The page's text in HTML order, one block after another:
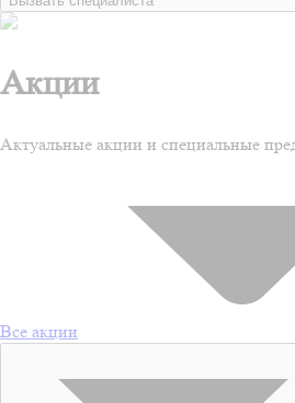
Акции
Актуальные акции и специальные
Все акции